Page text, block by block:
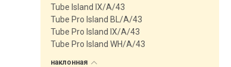
Tube Island IX/A/43
Tube Pro Island BL/A/43
Tube Pro Island IX/A/43
Tube Pro Island WH/A/43
наклонная